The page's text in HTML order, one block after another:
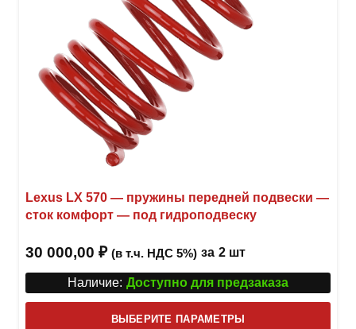
Lexus LX 570 — пружины передней подвески —
сток комфорт — под гидроподвеску
30 000,00 ₽ (в т.ч. НДС 5%) за 2 шт
Наличие: Доступно для предзаказа
ВЫБЕРИТЕ ПАРАМЕТРЫ